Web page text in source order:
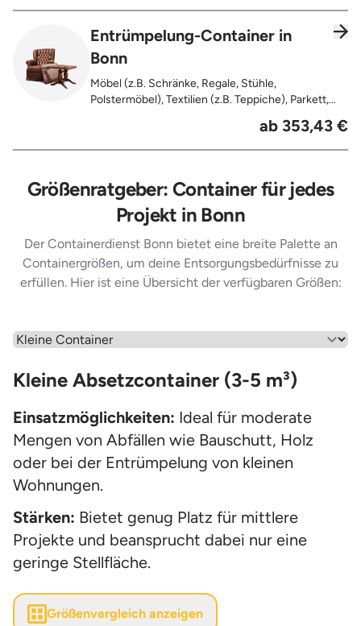
Laminat
Entrümpelung-Container in
Bonn
Möbel (z.B. Schränke, Regale, Stühle,
Polstermöbel), Textilien (z.B. Teppiche), Parkett,
Glas), Fahrräder, Matratzen, Laminat, Türen für den
Innenbereich, Restentleerte Gebinde wie Dosen,
ab 353,43 €
Größenratgeber: Container für jedes
Projekt in Bonn
Der Containerdienst Bonn bietet eine breite Palette an
Containergrößen, um deine Entsorgungsbedürfnisse zu
erfüllen. Hier ist eine Übersicht der verfügbaren Größen:
Wähle einen Menüpunkt aus
Kleine Absetzcontainer (3-5 m³)
Einsatzmöglichkeiten: Ideal für moderate
Mengen von Abfällen wie Bauschutt, Holz
oder bei der Entrümpelung von kleinen
Wohnungen.
Stärken: Bietet genug Platz für mittlere
Projekte und beansprucht dabei nur eine
geringe Stellfläche.
Größenvergleich anzeigen